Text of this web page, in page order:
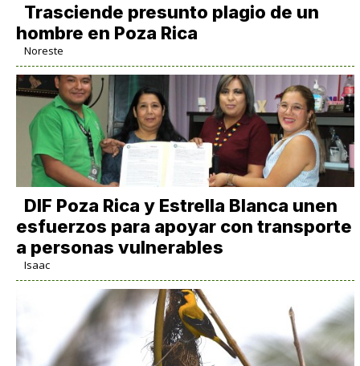
Trasciende presunto plagio de un
hombre en Poza Rica
Noreste
DIF Poza Rica y Estrella Blanca unen
esfuerzos para apoyar con transporte
a personas vulnerables
Isaac